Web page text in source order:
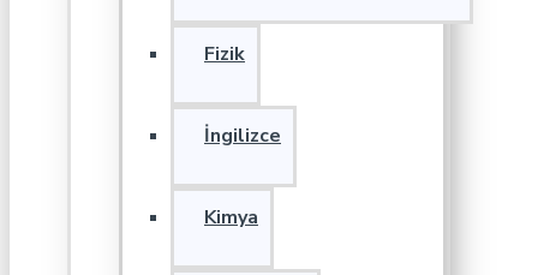
Fizik
İngilizce
Kimya